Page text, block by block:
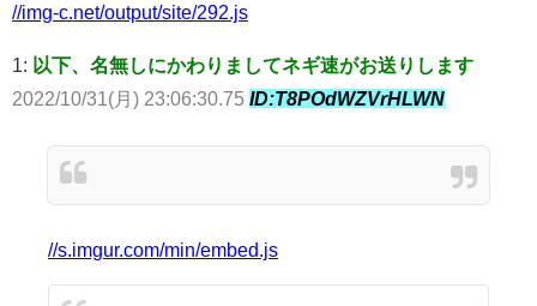
//img-c.net/output/site/292.js
1: 以下、名無しにかわりましてネギ速がお送りします
2022/10/31(月) 23:06:30.75 ID:T8POdWZVrHLWN
//s.imgur.com/min/embed.js